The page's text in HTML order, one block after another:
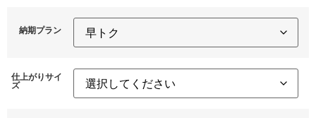
納期プラン
仕上がりサイ
ズ